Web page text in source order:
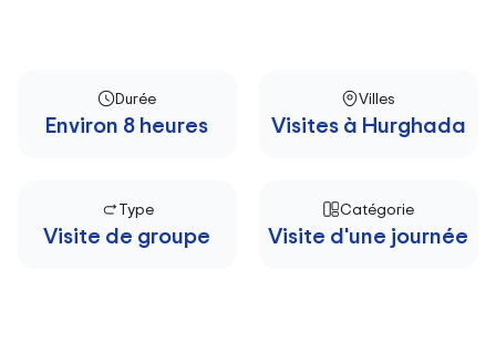
Durée
Environ 8 heures
Villes
Visites à Hurghada
Type
Visite de groupe
Catégorie
Visite d'une journée